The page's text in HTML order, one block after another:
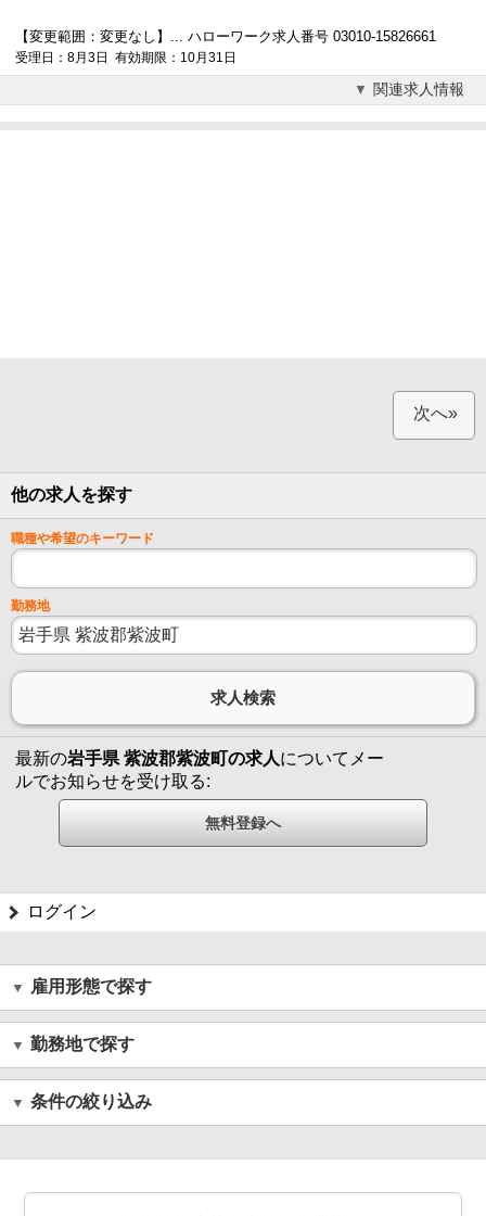
【変更範囲：変更なし】... ハローワーク求人番号 03010-15826661
受理日：8月3日 有効期限：10月31日
関連求人情報
次へ»
他の求人を探す
職種や希望のキーワード
勤務地
最新の岩手県 紫波郡紫波町の求人についてメー
ルでお知らせを受け取る:
ログイン
雇用形態で探す
勤務地で探す
条件の絞り込み